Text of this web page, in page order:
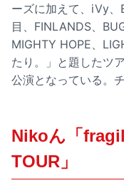
ーズに加えて、iVy
目、FINLANDS、
MIGHTY HOPE、
たり。」と題したツ
公演となっている。
Nikoん「
TOUR」